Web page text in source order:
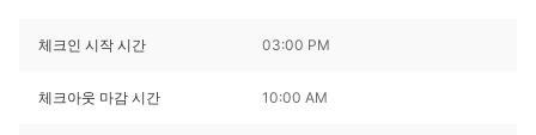
체크인 시작 시간 03:00 PM
체크아웃 마감 시간 10:00 AM